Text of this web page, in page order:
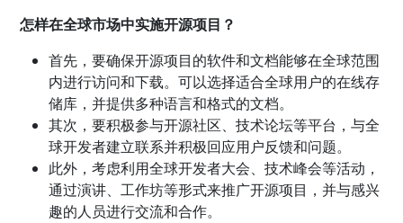
怎样在全球市场中实施开源项目？
首先，要确保开源项目的软件和文档能够在全球范围
内进行访问和下载。可以选择适合全球用户的在线存
储库，并提供多种语言和格式的文档。
其次，要积极参与开源社区、技术论坛等平台，与全
球开发者建立联系并积极回应用户反馈和问题。
此外，考虑利用全球开发者大会、技术峰会等活动，
通过演讲、工作坊等形式来推广开源项目，并与感兴
趣的人员进行交流和合作。